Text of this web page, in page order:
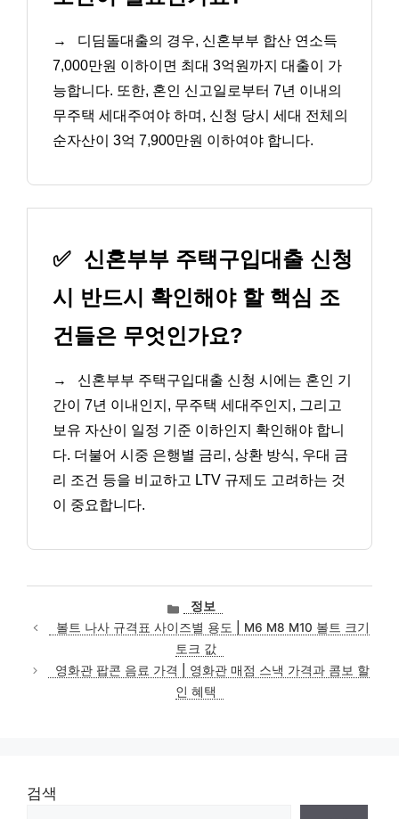
→
디딤돌대출의 경우, 신혼부부 합산 연소득
7,000만원 이하이면 최대 3억원까지 대출이 가
능합니다. 또한, 혼인 신고일로부터 7년 이내의
무주택 세대주여야 하며, 신청 당시 세대 전체의
순자산이 3억 7,900만원 이하여야 합니다.
✅ 신혼부부 주택구입대출 신청
시 반드시 확인해야 할 핵심 조
건들은 무엇인가요?
→
신혼부부 주택구입대출 신청 시에는 혼인 기
간이 7년 이내인지, 무주택 세대주인지, 그리고
보유 자산이 일정 기준 이하인지 확인해야 합니
다. 더불어 시중 은행별 금리, 상환 방식, 우대 금
리 조건 등을 비교하고 LTV 규제도 고려하는 것
이 중요합니다.
카
테
고
리
정보
볼트 나사 규격표 사이즈별 용도 | M6 M8 M10 볼트 크기
토크 값
영화관 팝콘 음료 가격 | 영화관 매점 스낵 가격과 콤보 할
인 혜택
검색